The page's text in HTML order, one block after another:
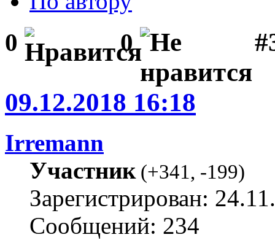
0 0
09.12.2018 16:18
Irremann
Участник(+341, -199)
Зарегистрирован:
Сообщений: 234